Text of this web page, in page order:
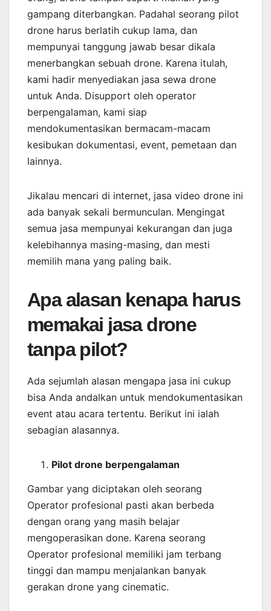
gampang diterbangkan. Padahal seorang pilot
drone harus berlatih cukup lama, dan
mempunyai tanggung jawab besar dikala
menerbangkan sebuah drone. Karena itulah,
kami hadir menyediakan jasa sewa drone
untuk Anda. Disupport oleh operator
berpengalaman, kami siap
mendokumentasikan bermacam-macam
kesibukan dokumentasi, event, pemetaan dan
lainnya.
Jikalau mencari di internet, jasa video drone ini
ada banyak sekali bermunculan. Mengingat
semua jasa mempunyai kekurangan dan juga
kelebihannya masing-masing, dan mesti
memilih mana yang paling baik.
Apa alasan kenapa harus
memakai jasa drone
tanpa pilot?
Ada sejumlah alasan mengapa jasa ini cukup
bisa Anda andalkan untuk mendokumentasikan
event atau acara tertentu. Berikut ini ialah
sebagian alasannya.
Pilot drone berpengalaman
Gambar yang diciptakan oleh seorang
Operator profesional pasti akan berbeda
dengan orang yang masih belajar
mengoperasikan done. Karena seorang
Operator profesional memiliki jam terbang
tinggi dan mampu menjalankan banyak
gerakan drone yang cinematic.